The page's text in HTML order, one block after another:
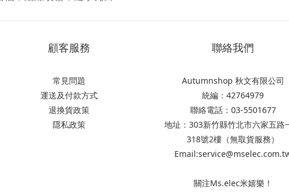
顧客服務
常見問題
運送及付款方式
退換貨政策
隱私政策
聯絡我們
Autumnshop 秋文有限公司
統編：42764979
聯絡電話：03-5501677
地址：303新竹縣竹北市六家五路
318號2樓（無取貨服務）
關注Ms.elec米嬉樂！